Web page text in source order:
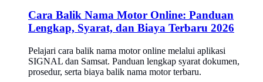
Cara Balik Nama Motor Online: Panduan
Lengkap, Syarat, dan Biaya Terbaru 2026
Pelajari cara balik nama motor online melalui aplikasi
SIGNAL dan Samsat. Panduan lengkap syarat dokumen,
prosedur, serta biaya balik nama motor terbaru.